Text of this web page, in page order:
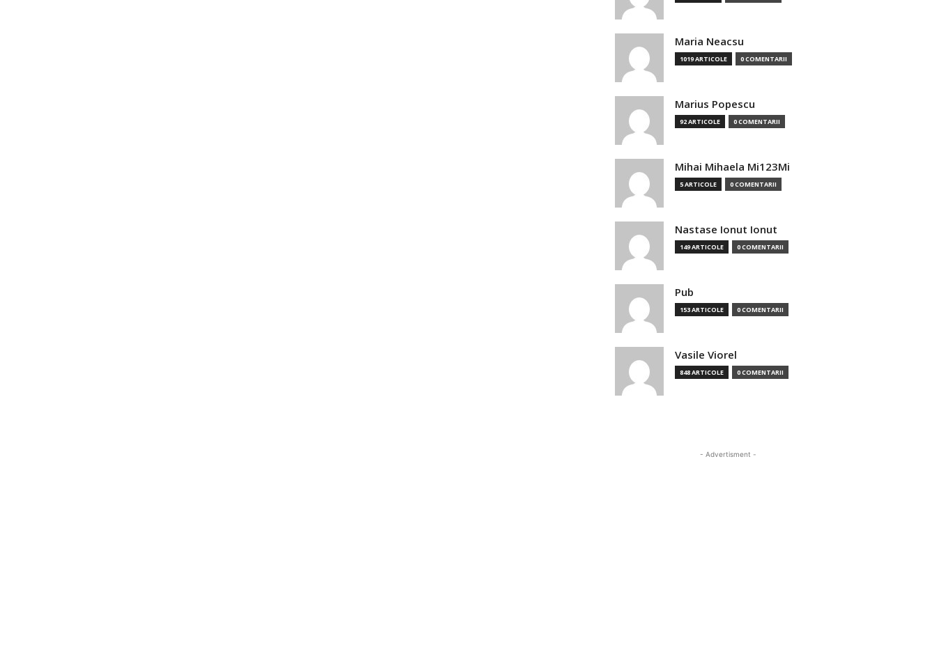
Maria Neacsu
1019 ARTICOLE 0 COMENTARII
Marius Popescu
92 ARTICOLE 0 COMENTARII
Mihai Mihaela Mi123Mi
5 ARTICOLE 0 COMENTARII
Nastase Ionut Ionut
149 ARTICOLE 0 COMENTARII
Pub
153 ARTICOLE 0 COMENTARII
Vasile Viorel
848 ARTICOLE 0 COMENTARII
- Advertisment -